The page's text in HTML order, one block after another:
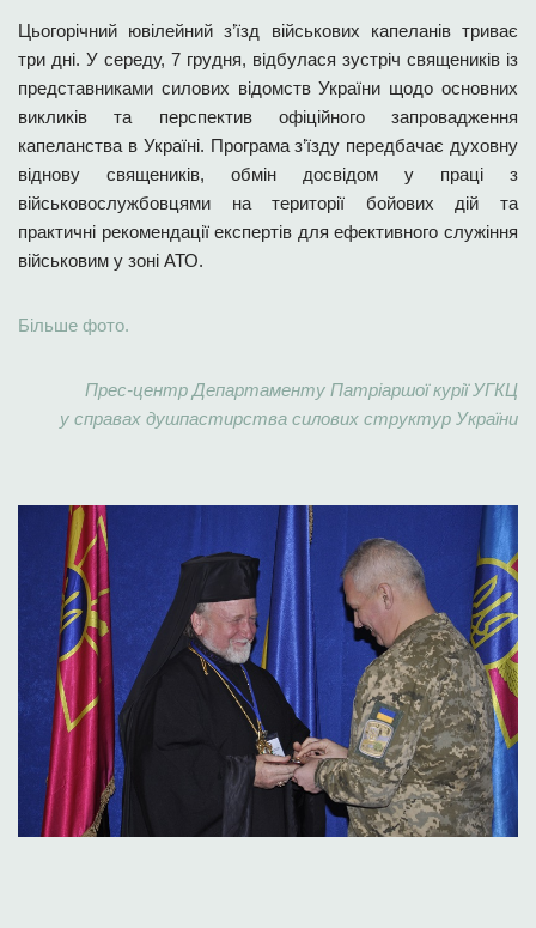
Цьогорічний ювілейний з’їзд військових капеланів триває
три дні. У середу, 7 грудня, відбулася зустріч священиків із
представниками силових відомств України щодо основних
викликів та перспектив офіційного запровадження
капеланства в Україні. Програма з’їзду передбачає духовну
віднову священиків, обмін досвідом у праці з
військовослужбовцями на території бойових дій та
практичні рекомендації експертів для ефективного служіння
військовим у зоні АТО.
Більше фото.
Прес-центр Департаменту Патріаршої курії УГКЦ
у справах душпастирства силових структур України